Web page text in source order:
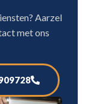
Aarzel
met ons